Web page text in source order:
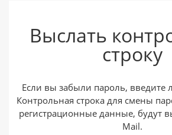
Запомнить
компьютере
Забыли свой
или войдите с
Выслать
строку
Если вы забыли пароль, введите
Контрольная строка для смены
регистрационные данные, будут
Mail.